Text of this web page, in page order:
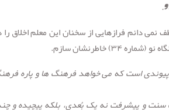
نمی دانم فرازهایی از سخنان این معلم
۳۴) خاطرنشان سازم.
پیوندی است که می خواهد فرهنگ ها و پاره
سنت و پیشرفت نه یک بُعدی، بلکه پیچیده و